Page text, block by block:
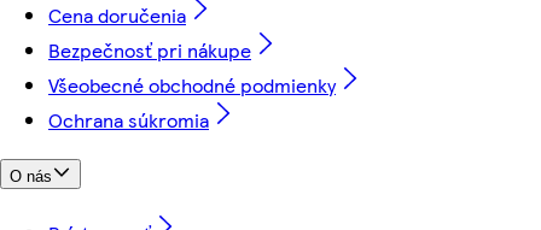
Cena doručenia
Bezpečnosť pri nákupe
Všeobecné obchodné podmienky
Ochrana súkromia
O nás